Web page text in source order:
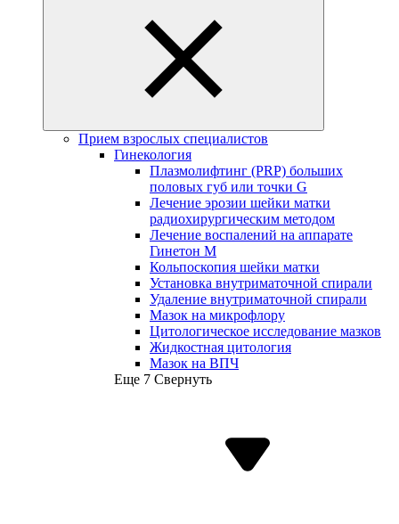
Прием взрослых специалистов
Гинекология
Плазмолифтинг (PRP) больших
половых губ или точки G
Лечение эрозии шейки матки
радиохирургическим методом
Лечение воспалений на аппарате
Гинетон М
Кольпоскопия шейки матки
Установка внутриматочной спирали
Удаление внутриматочной спирали
Мазок на микрофлору
Цитологическое исследование мазков
Жидкостная цитология
Мазок на ВПЧ
Еще 7 Свернуть